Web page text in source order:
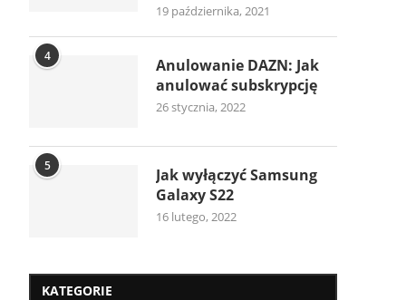
19 października, 2021
4
Anulowanie DAZN: Jak
anulować subskrypcję
26 stycznia, 2022
5
Jak wyłączyć Samsung
Galaxy S22
16 lutego, 2022
KATEGORIE